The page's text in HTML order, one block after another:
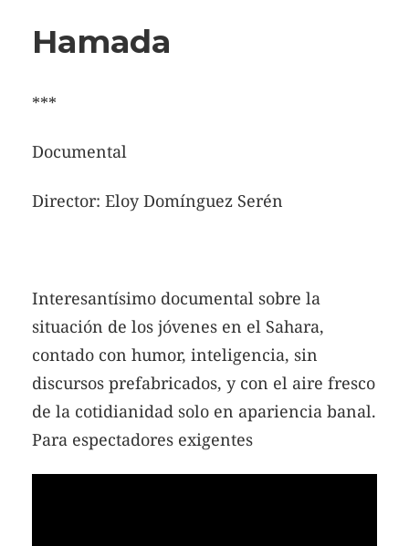
Hamada
***
Documental
Director: Eloy Domínguez Serén
Interesantísimo documental sobre la
situación de los jóvenes en el Sahara,
contado con humor, inteligencia, sin
discursos prefabricados, y con el aire fresco
de la cotidianidad solo en apariencia banal.
Para espectadores exigentes